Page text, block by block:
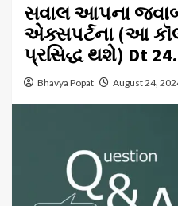
સવાલ આપના
એક્સપર્ટના (આ
પ્રસિદ્ધ થશે) Dt
Bhavya Popat August 24,